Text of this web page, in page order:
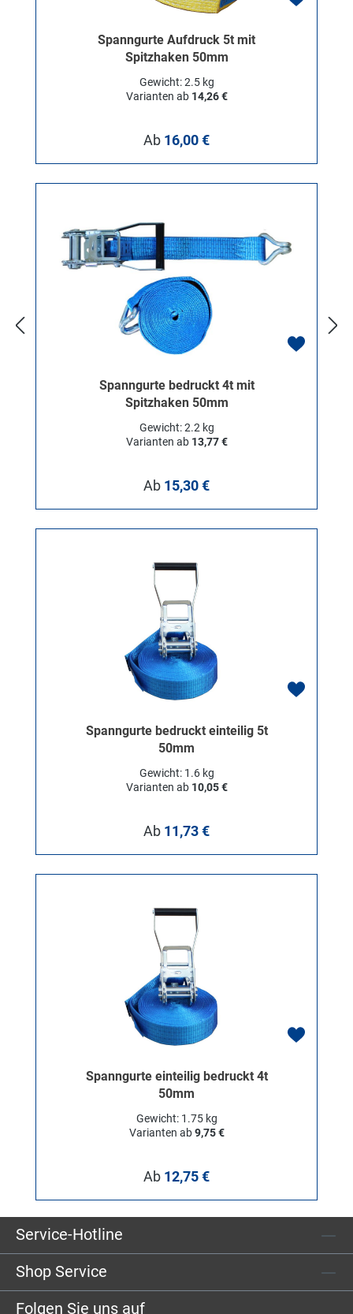
Spanngurte Aufdruck 5t mit
Spitzhaken 50mm
Gewicht: 2.5 kg
Varianten ab14,26 €
Regulärer Preis:
Ab 16,00 €
Spanngurte bedruckt 4t mit
Spitzhaken 50mm
Gewicht: 2.2 kg
Varianten ab13,77 €
Regulärer Preis:
Ab 15,30 €
Spanngurte bedruckt einteilig 5t
50mm
Gewicht: 1.6 kg
Varianten ab10,05 €
Regulärer Preis:
Ab 11,73 €
Spanngurte einteilig bedruckt 4t
50mm
Gewicht: 1.75 kg
Varianten ab9,75 €
Regulärer Preis:
Ab 12,75 €
Service-Hotline
Shop Service
Folgen Sie uns auf